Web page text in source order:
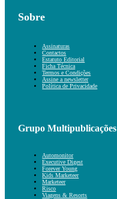
Sobre
Assinaturas
Contactos
Estatuto Editorial
Ficha Técnica
Termos e Condições
Assine a newsletter
Política de Privacidade
Grupo Multipublicações
Automonitor
Executive Digest
Forever Young
Kids Marketeer
Marketeer
Risco
Viagens & Resorts